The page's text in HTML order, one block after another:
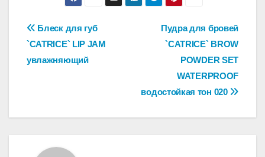
Навигация
по
Пудра для бровей
`CATRICE` BROW
POWDER SET
WATERPROOF
водостойкая тон 020
Блеск для губ
`CATRICE` LIP JAM
увлажняющий